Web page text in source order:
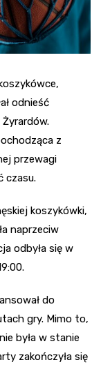
odnieść
z
przewagi
czasu.
koszykówki,
naprzeciw
odbyła się w
do
gry. Mimo to,
była w stanie
zakończyła się